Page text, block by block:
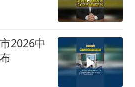
2026中